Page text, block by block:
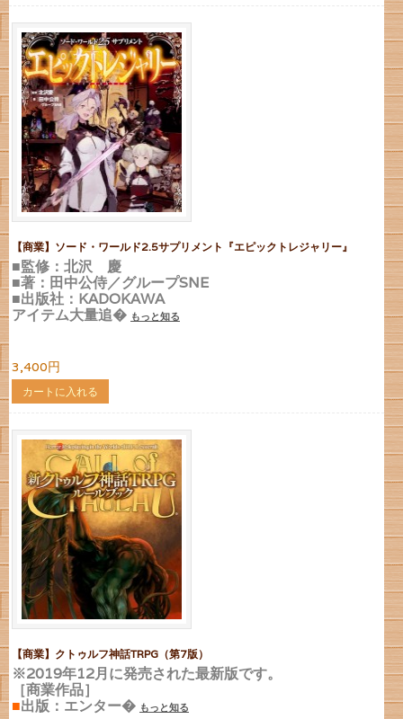
【商業】ソード・ワールド2.5サプリメント『エピックトレジャリー』
■監修：北沢 慶
■著：田中公侍／グループSNE
■出版社：KADOKAWA
アイテム大量追� もっと知る
3,400円
カートに入れる
【商業】クトゥルフ神話TRPG（第7版）
※2019年12月に発売された最新版です。
［商業作品］
■出版：エンター� もっと知る